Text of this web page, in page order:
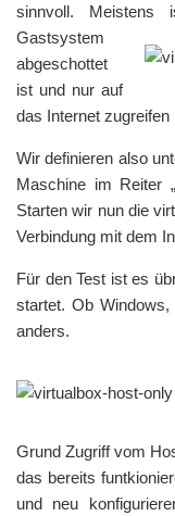
sinnvoll.
Gastsystem
abgeschottet
ist und nur auf
das Internet zugreifen
Wir definieren also
Maschine im Reiter
Starten wir nun die
Verbindung mit dem
Für den Test ist es
startet. Ob
anders.
Grund Zugriff vom
das bereits
und neu